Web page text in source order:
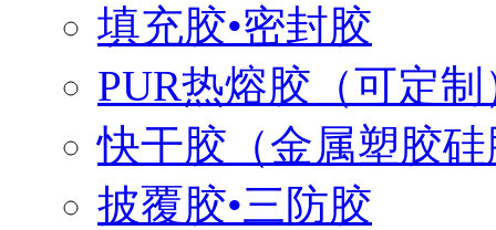
填充胶•密封胶
PUR热熔胶（可定制
快干胶（金属塑胶
披覆胶•三防胶